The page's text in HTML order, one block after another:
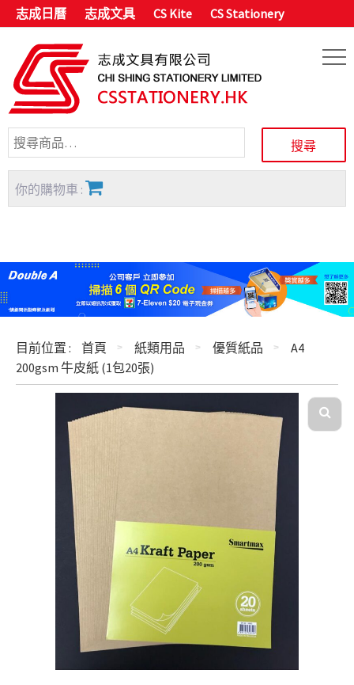
志成日曆 志成文具 CS Kite CS Stationery
你的購物車 :
目前位置 : 首頁 紙類用品 優質紙品
A4
200gsm 牛皮紙 (1包20張)